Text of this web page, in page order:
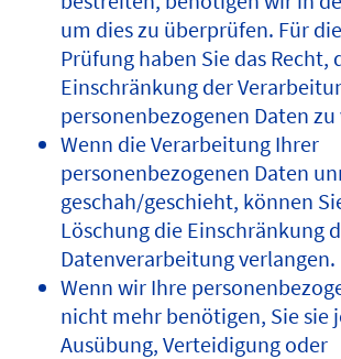
um dies zu überprüfen. Für
Prüfung haben Sie das Recht,
Einschränkung der
personenbezogenen Daten
Wenn die Verarbeitung Ihrer
personenbezogenen Daten
geschah/geschieht, können
Löschung die Einschränkung
Datenverarbeitung verlangen.
Wenn wir Ihre
nicht mehr benötigen, Sie sie
Ausübung, Verteidigung oder